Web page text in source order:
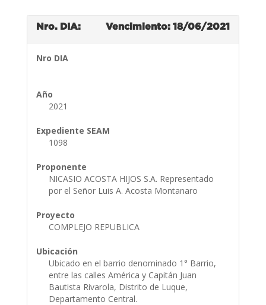
Nro. DIA: Vencimiento: 18/06/2021
Nro DIA
Año
2021
Expediente SEAM
1098
Proponente
NICASIO ACOSTA HIJOS S.A. Representado
por el Señor Luis A. Acosta Montanaro
Proyecto
COMPLEJO REPUBLICA
Ubicación
Ubicado en el barrio denominado 1° Barrio,
entre las calles América y Capitán Juan
Bautista Rivarola, Distrito de Luque,
Departamento Central.